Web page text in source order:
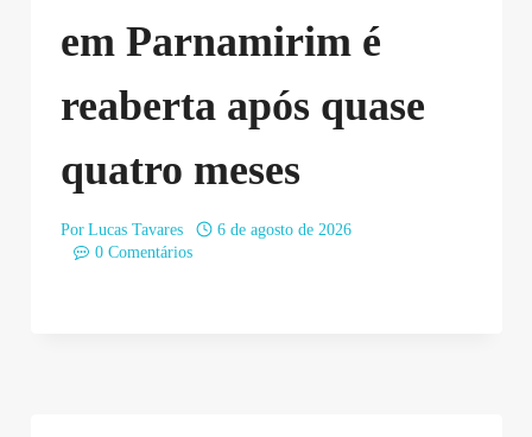
em Parnamirim é
reaberta após quase
quatro meses
Por Lucas Tavares
6 de agosto de 2026
0 Comentários